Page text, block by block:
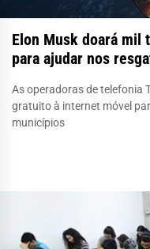
Elon Musk doará
para ajudar nos
As operadoras de telefonia
gratuito à internet móvel
municípios